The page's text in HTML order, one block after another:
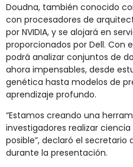
Doudna, también conocido
con procesadores de
por NVIDIA, y se alojará en
proporcionados por Dell. Con
podrá analizar conjuntos de
ahora impensables, desde
genética hasta modelos de
aprendizaje profundo.
“Estamos creando una
investigadores realizar
posible”, declaró el secretario
durante la presentación.